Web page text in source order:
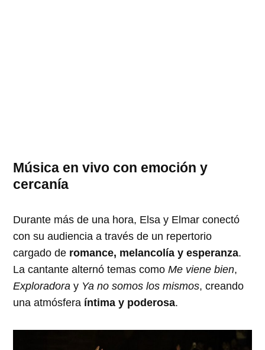
Música en vivo con emoción y
cercanía
Durante más de una hora, Elsa y Elmar conectó
con su audiencia a través de un repertorio
cargado de romance, melancolía y esperanza.
La cantante alternó temas comoMe viene bien,
Exploradora y Ya no somos los mismos, creando
una atmósfera íntima y poderosa.